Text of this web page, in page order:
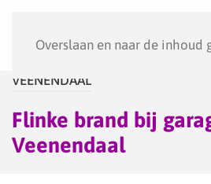
Overslaan en naar de inhoud
VEENENDAAL
Flinke brand bij
Veenendaal